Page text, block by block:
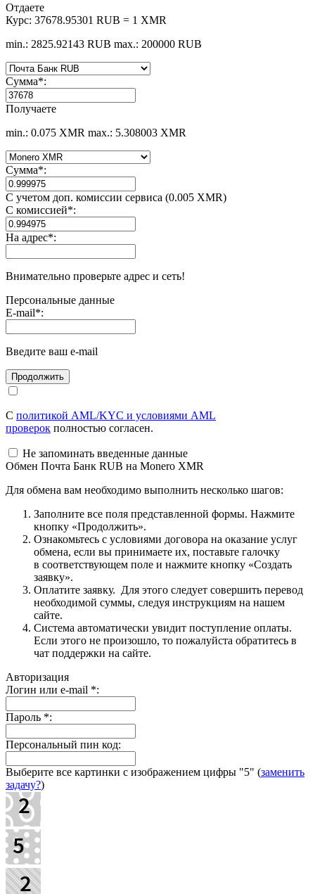
Отдаете
Курс: 37678.95301 RUB = 1 XMR
min.: 2825.92143 RUB max.: 200000 RUB
Сумма*:
Получаете
min.: 0.075 XMR max.: 5.308003 XMR
Сумма*:
С учетом доп. комиссии сервиса (0.005 XMR)
С комиссией*:
На адрес*:
Внимательно проверьте адрес и сеть!
Персональные данные
E-mail*:
Введите ваш e-mail
С политикой AML/KYC и условиями AML
проверок полностью согласен.
Не запоминать введенные данные
Обмен Почта Банк RUB на Monero XMR
Для обмена вам необходимо выполнить несколько шагов:
Заполните все поля представленной формы. Нажмите
кнопку «Продолжить».
Ознакомьтесь с условиями договора на оказание услуг
обмена, если вы принимаете их, поставьте галочку
в соответствующем поле и нажмите кнопку «Создать
заявку».
Оплатите заявку. Для этого следует совершить перевод
необходимой суммы, следуя инструкциям на нашем
сайте.
Система автоматически увидит поступление оплаты.
Если этого не произошло, то пожалуйста обратитесь в
чат поддержки на сайте.
Авторизация
Логин или e-mail *:
Пароль *:
Персональный пин код:
Выберите все картинки с изображением цифры "5" (заменить
задачу?)